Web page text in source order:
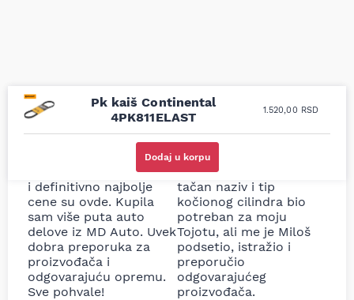
Pk kaiš Continental
4PK811ELAST
1.520,00 RSD
Dodaj u korpu
Uporedila sam sve
prodavnice auto delova
i definitivno najbolje
cene su ovde. Kupila
sam više puta auto
delove iz MD Auto. Uvek
dobra preporuka za
proizvođača i
odgovarajuću opremu.
Sve pohvale!
Odlična usluga i
ljubazni prodavci.
Nisam bio siguran koji je
tačan naziv i tip
kočionog cilindra bio
potreban za moju
Tojotu, ali me je Miloš
podsetio, istražio i
preporučio
odgovarajućeg
proizvođača.